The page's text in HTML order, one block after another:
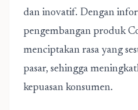
dan inovatif. Dengan
pengembangan produk
menciptakan rasa yang
pasar, sehingga
kepuasan konsumen.